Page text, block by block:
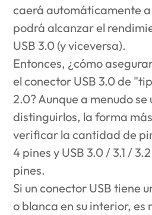
caerá automáticamente a
podrá alcanzar el
USB 3.0 (y viceversa).
Entonces, ¿cómo
el conector USB 3.0 de
2.0? Aunque a menudo
distinguirlos, la forma
verificar la cantidad de
4 pines y USB 3.0 / 3.1 /
pines.
Si un conector USB tiene
o blanca en su interior, es